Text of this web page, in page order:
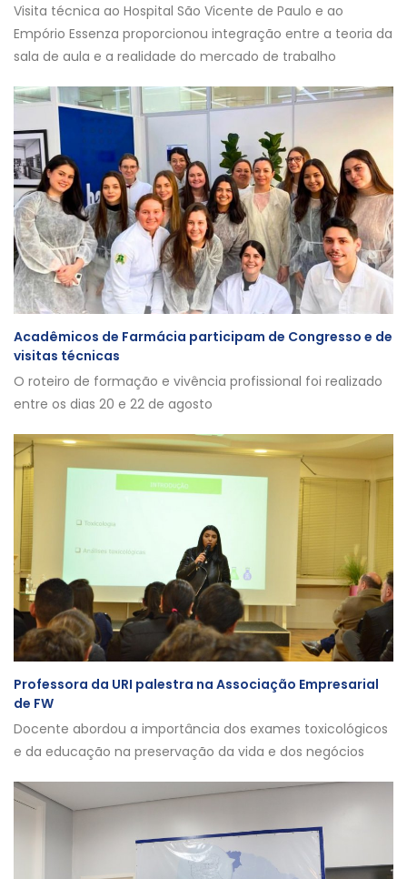
Visita técnica ao Hospital São Vicente de Paulo e ao
Empório Essenza proporcionou integração entre a teoria da
sala de aula e a realidade do mercado de trabalho
Acadêmicos de Farmácia participam de Congresso e de
visitas técnicas
O roteiro de formação e vivência profissional foi realizado
entre os dias 20 e 22 de agosto
Professora da URI palestra na Associação Empresarial
de FW
Docente abordou a importância dos exames toxicológicos
e da educação na preservação da vida e dos negócios